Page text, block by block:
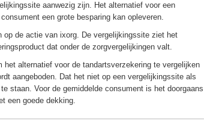
aanwezig zijn. Het alternatief voor een
een grote besparing kan opleveren.
op de actie van ixorg. De vergelijkingssite ziet het
dat onder de zorgvergelijkingen valt.
alternatief voor de tandartsverzekering te vergelijken
aangeboden. Dat het niet op een vergelijkingssite als
staan. Voor de gemiddelde consument is het doorgaans
een goede dekking.